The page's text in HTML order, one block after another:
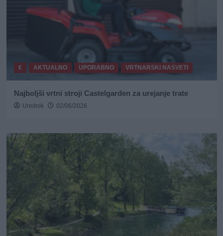
€ AKTUALNO UPORABNO VRTNARSKI NASVETI
Najboljši vrtni stroji Castelgarden za urejanje trate
Urednik 02/06/2026